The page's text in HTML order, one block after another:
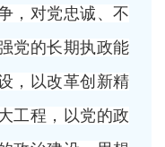
，对党忠诚、不
党的长期执政能
，以改革创新精
工程，以党的政